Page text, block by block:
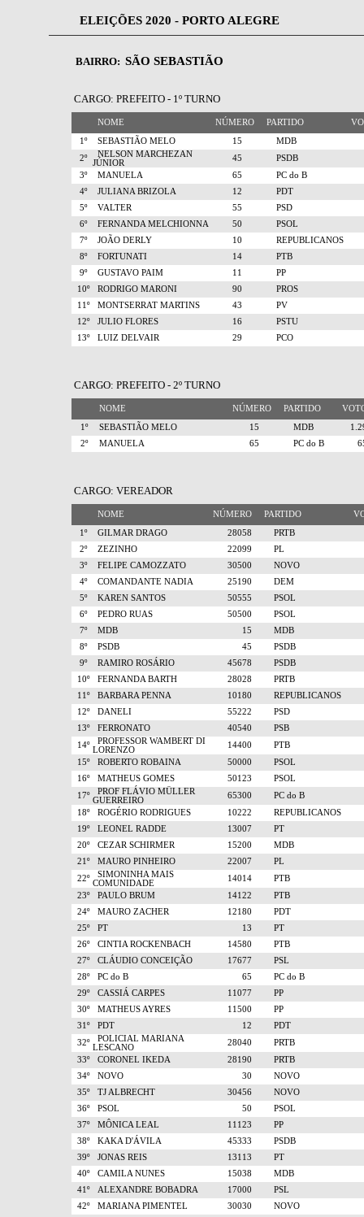
ELEIÇÕES 2020 - PORTO ALEGRE
BAIRRO: SÃO SEBASTIÃO
CARGO: PREFEITO - 1º TURNO
NOME NÚMERO PARTIDO
1º SEBASTIÃO MELO 15
MDB
2º
NELSON MARCHEZAN
JÚNIOR
45
PSDB
3º
MANUELA 65
PC do B
4º
JULIANA BRIZOLA 12
PDT
5º
VALTER 55
PSD
6º
FERNANDA MELCHIONNA 50
PSOL
7º
JOÃO DERLY 10
REPUBLICANOS
8º
FORTUNATI 14
PTB
9º
GUSTAVO PAIM 11
PP
10º
RODRIGO MARONI 90
PROS
11º
MONTSERRAT MARTINS 43
PV
12º
JULIO FLORES 16
PSTU
13º
LUIZ DELVAIR 29 PCO
CARGO: PREFEITO - 2º TURNO
NOME NÚMERO PARTIDO
1º SEBASTIÃO MELO 15 MDB
2º
MANUELA 65 PC do B
CARGO: VEREADOR
NOME NÚMERO PARTIDO
1º GILMAR DRAGO 28058
PRTB
2º
ZEZINHO 22099
PL
3º
FELIPE CAMOZZATO 30500
NOVO
4º
COMANDANTE NADIA 25190
DEM
5º
KAREN SANTOS 50555
PSOL
6º
PEDRO RUAS 50500
PSOL
7º
MDB 15
MDB
8º
PSDB 45
PSDB
9º
RAMIRO ROSÁRIO 45678
PSDB
10º
FERNANDA BARTH 28028
PRTB
11º
BARBARA PENNA 10180
REPUBLICANOS
12º
DANELI 55222
PSD
13º
FERRONATO 40540
PSB
14º
PROFESSOR WAMBERT DI
LORENZO
14400
PTB
15º
ROBERTO ROBAINA 50000
PSOL
16º
MATHEUS GOMES 50123
PSOL
17º
PROF FLÁVIO MÜLLER
GUERREIRO
65300
PC do B
18º
ROGÉRIO RODRIGUES 10222
REPUBLICANOS
19º
LEONEL RADDE 13007
PT
20º
CEZAR SCHIRMER 15200
MDB
21º
MAURO PINHEIRO 22007
PL
22º
SIMONINHA MAIS
COMUNIDADE
14014
PTB
23º
PAULO BRUM 14122
PTB
24º
MAURO ZACHER 12180
PDT
25º
PT 13
PT
26º
CINTIA ROCKENBACH 14580
PTB
27º
CLÁUDIO CONCEIÇÃO 17677
PSL
28º
PC do B 65
PC do B
29º
CASSIÁ CARPES 11077
PP
30º
MATHEUS AYRES 11500
PP
31º
PDT 12
PDT
32º
POLICIAL MARIANA
LESCANO
28040
PRTB
33º
CORONEL IKEDA 28190
PRTB
34º
NOVO 30
NOVO
35º
TJ ALBRECHT 30456
NOVO
36º
PSOL 50
PSOL
37º
MÔNICA LEAL 11123
PP
38º
KAKA D'ÁVILA 45333
PSDB
39º
JONAS REIS 13113
PT
40º
CAMILA NUNES 15038
MDB
41º
ALEXANDRE BOBADRA 17000
PSL
42º
MARIANA PIMENTEL 30030
NOVO